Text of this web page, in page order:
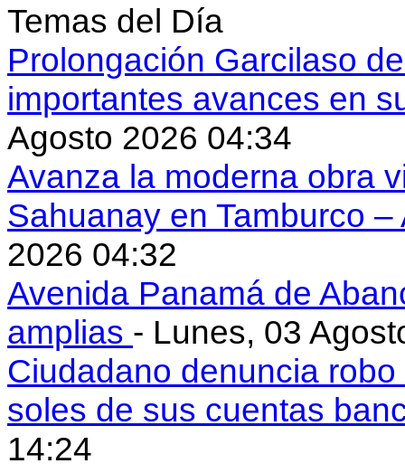
Temas del Día
Prolongación Garcilaso
importantes avances en
Agosto 2026 04:34
Avanza la moderna obra
Sahuanay en Tamburco
2026 04:32
Avenida Panamá de
amplias - Lunes, 03
Ciudadano denuncia
soles de sus cuentas
14:24